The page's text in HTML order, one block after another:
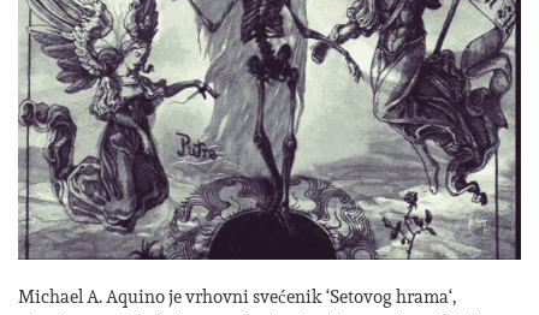
Michael A. Aquino je vrhovni svećenik ‘Setovog hrama‘,